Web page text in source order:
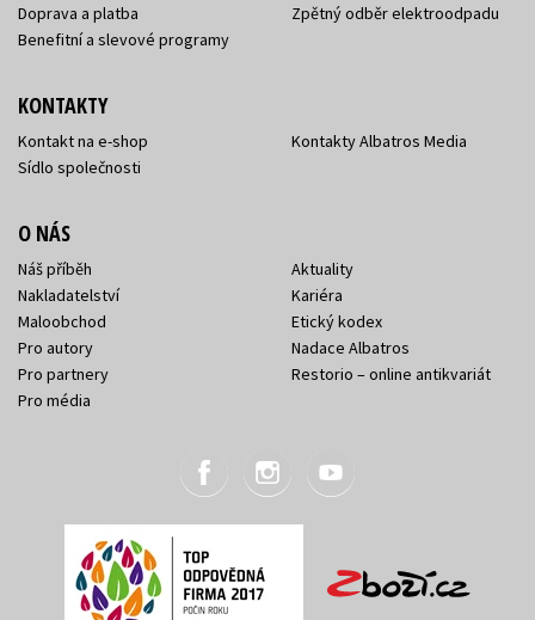
Doprava a platba
Benefitní a slevové programy
Zpětný odběr elektroodpadu
KONTAKTY
Kontakt na e-shop
Sídlo společnosti
Kontakty Albatros Media
O NÁS
Náš příběh
Nakladatelství
Maloobchod
Pro autory
Pro partnery
Pro média
Aktuality
Kariéra
Etický kodex
Nadace Albatros
Restorio – online antikvariát